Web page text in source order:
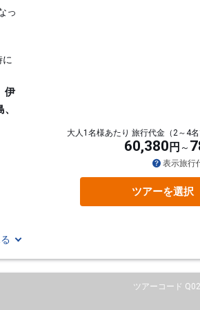
っ
伊
大人1名様あたり 旅行代金（2～4名
60,380 円
表示旅行
ツアーを選択
ツアーコード